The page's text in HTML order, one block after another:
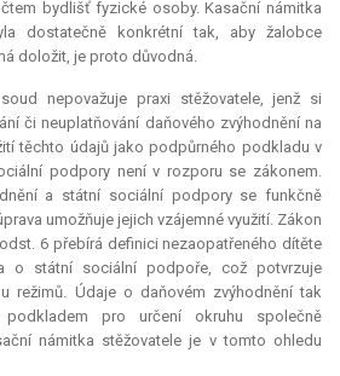
bydlišť fyzické osoby. Kasační námitka
dostatečně konkrétní tak, aby žalobce
doložit, je proto důvodná.
nepovažuje praxi stěžovatele, jenž si
či neuplatňování daňového zvýhodnění na
těchto údajů jako podpůrného podkladu v
podpory není v rozporu se zákonem.
a státní sociální podpory se funkčně
umožňuje jejich vzájemné využití. Zákon
6 přebírá definici nezaopatřeného dítěte
státní sociální podpoře, což potvrzuje
režimů. Údaje o daňovém zvýhodnění tak
pro určení okruhu společně
námitka stěžovatele je v tomto ohledu